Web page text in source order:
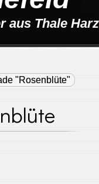
aus Thale Harz
"Rosenblüte"